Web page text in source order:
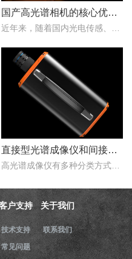
国产高光谱相机的核心优势：从“跟跑”到“并跑”的跨越
直接型光谱成像仪和间接型光谱成像仪区别
户支持
技术支持
常见问题
关于我们
联系我们